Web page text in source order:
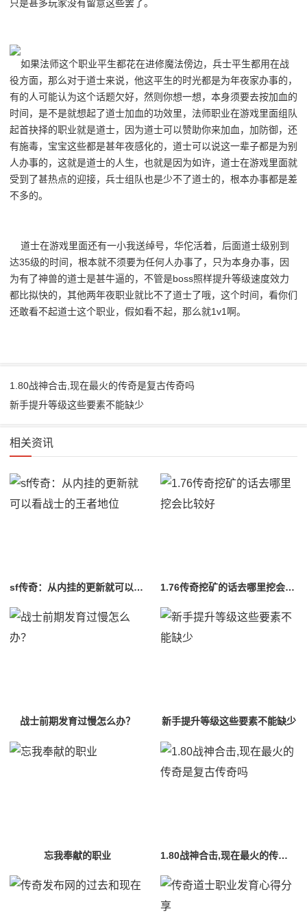
只是甚多玩家没有留意这些罢了。
如果法师这个职业平生都花在进修魔法傍边，兵士平生都用在战
役方面，那么对于道士来说，他这平生的时光都是为年夜家办事的，
有的人可能认为这个话题欠好，然则你想一想，本身须要去按加血的
时间，是不是就想起了道士加血的功效里，法师职业在游戏里面组队
起首抉择的职业就是道士，因为道士可以赞助你来加血，加防御，还
有施毒，宝宝这些都是甚年夜感化的，道士可以说这一辈子都是为别
人办事的，这就是道士的人生，也就是因为如许，道士在游戏里面就
受到了甚热点的迎接，兵士组队也是少不了道士的，根本办事都是差
不多的。
道士在游戏里面还有一小我送绰号，华佗活着，后面道士级别到
达35级的时间，根本就不须要为任何人办事了，只为本身办事，因
为有了神兽的道士是甚牛逼的，不管是boss照样提升等级速度效力
都比拟快的，其他两年夜职业就比不了道士了哦，这个时间，看你们
还敢看不起道士这个职业，假如看不起，那么就1v1啊。
1.80战神合击,现在最火的传奇是复古传奇吗
新手提升等级这些要素不能缺少
相关资讯
sf传奇：从内挂的更新就可以看战士的王者地位 1.76传奇挖矿的话去哪里挖会比较好
战士前期发育过慢怎么办？ 新手提升等级这些要素不能缺少
忘我奉献的职业 1.80战神合击,现在最火的传奇是复古传奇吗